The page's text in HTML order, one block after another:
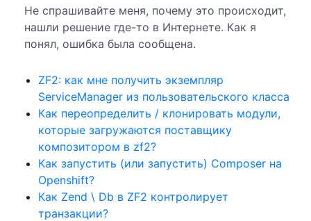
Не спрашивайте меня, почему это происходит,
нашли решение где-то в Интернете. Как я
понял, ошибка была сообщена.
ZF2: как мне получить экземпляр
ServiceManager из пользовательского класса
Как переопределить / клонировать модули,
которые загружаются поставщику
композитором в zf2?
Как запустить (или запустить) Composer на
Openshift?
Как Zend \ Db в ZF2 контролирует
транзакции?